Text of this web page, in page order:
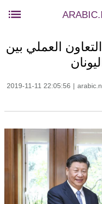
العملي بين
2019-11-11 22:05:56 |